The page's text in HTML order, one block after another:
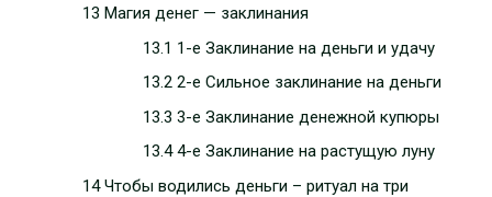
13 Магия денег — заклинания
13.1 1-е Заклинание на деньги и удачу
13.2 2-е Сильное заклинание на деньги
13.3 3-е Заклинание денежной купюры
13.4 4-е Заклинание на растущую луну
14 Чтобы водились деньги – ритуал на три